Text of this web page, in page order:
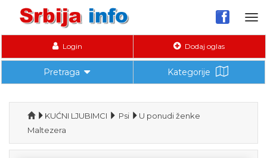
Login Dodaj oglas
Pretraga Kategorije
KUĆNI LJUBIMCI Psi
U ponudi ženke
Maltezera